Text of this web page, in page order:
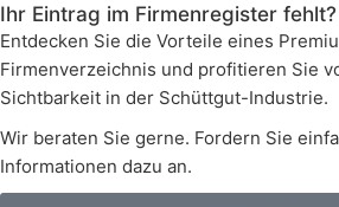
Ihr Eintrag im Firmenregister fehlt?
Entdecken Sie die Vorteile eines
Firmenverzeichnis und profitieren Sie
Sichtbarkeit in der Schüttgut-Industrie.
Wir beraten Sie gerne. Fordern Sie
Informationen dazu an.